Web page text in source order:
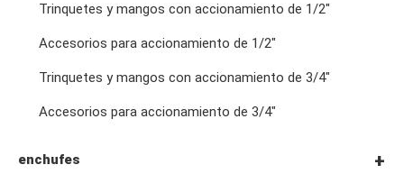
llaves de doble boca
llaves para tuercas abocardadas
Trinquetes y mangos con accionamiento de 1/2"
Accesorios para accionamiento de 1/2"
Trinquetes y mangos con accionamiento de 3/4"
Accesorios para accionamiento de 3/4"
enchufes